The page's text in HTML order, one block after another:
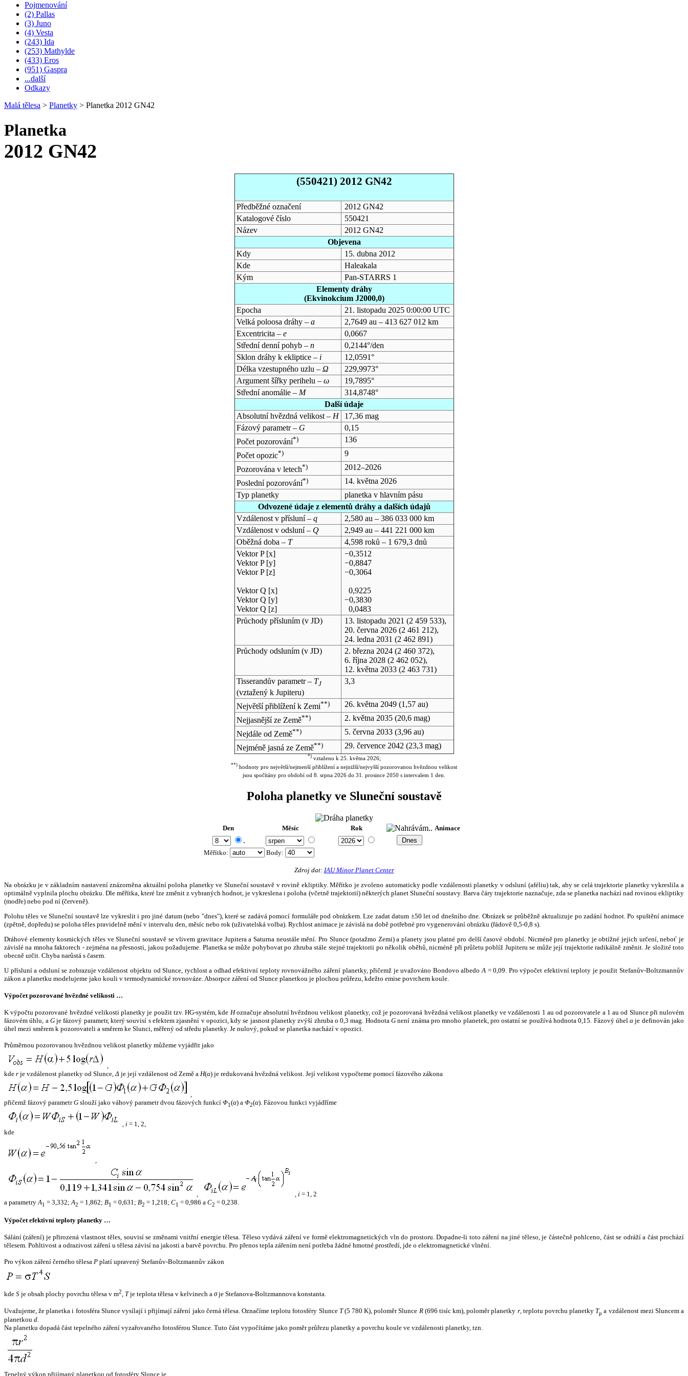
Pojmenování
(2) Pallas
(3) Juno
(4) Vesta
(243) Ida
(253) Mathylde
(433) Eros
(951) Gaspra
...další
Odkazy
Malá tělesa > Planetky > Planetka 2012 GN42
Planetka
2012 GN42
(550421) 2012 GN42
Předběžné označení
2012 GN42
Katalogové číslo
550421
Název
2012 GN42
Objevena
Kdy
15. dubna 2012
Kde
Haleakala
Kým
Pan-STARRS 1
Elementy dráhy
(Ekvinokcium J2000,0)
Epocha
21. listopadu 2025 0:00:00 UTC
Velká poloosa dráhy – a
2,7649 au – 413 627 012 km
Excentricita – e
0,0667
Střední denní pohyb – n
0,2144°/den
Sklon dráhy k ekliptice – i
12,0591°
Délka vzestupného uzlu – Ω
229,9973°
Argument šířky perihelu – ω
19,7895°
Střední anomálie – M
314,8748°
Další údaje
Absolutní hvězdná velikost – H
17,36 mag
Fázový parametr – G
0,15
Počet pozorování*)
136
Počet opozic*)
9
Pozorována v letech*)
2012–2026
Poslední pozorování*)
14. května 2026
Typ planetky
planetka v hlavním pásu
Odvozené údaje z elementů dráhy a dalších údajů
Vzdálenost v přísluní – q
2,580 au – 386 033 000 km
Vzdálenost v odsluní – Q
2,949 au – 441 221 000 km
Oběžná doba – T
4,598 roků – 1 679,3 dnů
Vektor P [x]
Vektor P [y]
Vektor P [z]
Vektor Q [x]
Vektor Q [y]
Vektor Q [z]
−0,3512
−0,8847
−0,3064
0,9225
−0,3830
0,0483
Průchody přísluním (v JD) 13. listopadu 2021 (2 459 533),
20. června 2026(2 461 212),
24. ledna 2031 (2 462 891)
Průchody odsluním (v JD) 2. března 2024(2 460 372),
6. října 2028(2 462 052),
12. května 2033(2 463 731)
Tisserandův parametr – TJ
(vztažený k Jupiteru)
3,3
Největší přiblížení k Zemi**) 26. května 2049(1,57 au)
Nejjasnější ze Země**) 2. května 2035(20,6 mag)
Nejdále od Země**) 5. června 2033(3,96 au)
Nejméně jasná ze Země**) 29. července 2042 (23,3 mag)
*)vztaženo k 25. května 2026;
**) hodnoty pro největší/nejmenší přiblížení a nejnižší/nejvyšší pozorovanou hvězdnou velikost
jsou spočítány pro období od 8. srpna 2026 do 31. prosince 2050 s intervalem 1 den.
Poloha planetky ve Sluneční soustavě
Den Měsíc Rok Animace
.
Měřítko: Body:
Zdroj dat: IAU Minor Planet Center
Na obrázku je v základním nastavení znázorněna aktuální poloha planetky ve Sluneční soustavě v rovině ekliptiky. Měřítko je zvoleno automaticky podle vzdálenosti planetky v odsluní (aféliu) tak, aby se celá trajektorie planetky vykreslila a
optimálně vyplnila plochu obrázku. Dle měřítka, které lze změnit z vybraných hodnot, je vykreslena i poloha (včetně trajektorií) některých planet Sluneční soustavy. Barva čáry trajektorie naznačuje, zda se planetka nachází nad rovinou ekliptiky
(modře) nebo pod ní (červeně).
Polohu těles ve Sluneční soustavě lze vykreslit i pro jiné datum (nebo "dnes"), které se zadává pomocí formuláře pod obrázkem. Lze zadat datum ±50 let od dnešního dne. Obrázek se průběžně aktualizuje po zadání hodnot. Po spuštění animace
(zpětně, dopředu) se poloha těles pravidelně mění v intervalu den, měsíc nebo rok (uživatelská volba). Rychlost animace je závislá na době potřebné pro vygenerování obrázku (řádově 0,5-0,8 s).
Dráhové elementy kosmických těles ve Sluneční soustavě se vlivem gravitace Jupitera a Saturna neustále mění. Pro Slunce (potažmo Zemi) a planety jsou platné pro delší časové období. Nicméně pro planetky je obtížné jejich určení, neboť je
závislé na mnoha faktorech - zejména na přesnosti, jakou požadujeme. Planetka se může pohybovat po zhruba stále stejné trajektorii po několik oběhů, nicméně při průletu poblíž Jupiteru se může její trajektorie radikálně změnit. Je složité toto
obecně určit. Chyba narůstá s časem.
U přísluní a odsluní se zobrazuje vzdálenost objektu od Slunce, rychlost a odhad efektivní teploty rovnovážného záření planetky, přičemž je uvažováno Bondovo albedo A = 0,09. Pro výpočet efektivní teploty je použit Stefanův-Boltzmannův
zákon a planetku modelujeme jako kouli v termodynamické rovnováze. Absorpce záření od Slunce planetkou je plochou průřezu, kdežto emise povrchem koule.
Výpočet pozorované hvězdné velikosti …
K výpočtu pozorované hvězdné velikosti planetky je použit tzv. HG-systém, kde Hoznačuje absolutní hvězdnou velikost planetky, což je pozorovaná hvězdná velikost planetky ve vzdálenosti 1 au od pozorovatele a 1 au od Slunce při nulovém
fázovém úhlu, a Gje fázový parametr, který souvisí s efektem zjasnění v opozici, kdy se jasnost planetky zvýší zhruba o 0,3 mag. HodnotaG není známa pro mnoho planetek, pro ostatní se používá hodnota 0,15. Fázový úhelα je definován jako
úhel mezi směrem k pozorovateli a směrem ke Slunci, měřený od středu planetky. Je nulový, pokud se planetka nachází v opozici.
Průměrnou pozorovanou hvězdnou velikost planetky můžeme vyjádřit jako
,
kde r je vzdálenost planetky od Slunce,Δ je její vzdálenost od Země a H(α) je redukovaná hvězdná velikost. Její velikost vypočteme pomocí fázového zákona
,
přičemž fázový parametrG slouží jako váhový parametr dvou fázových funkcí Φ1(α) a Φ2(α). Fázovou funkci vyjádříme
, i = 1, 2,
kde
,
, , i = 1, 2
a parametryA1 = 3,332;A2 = 1,862; B1 = 0,631; B2 = 1,218; C1 = 0,986 a C2 = 0,238.
Výpočet efektivní teploty planetky …
Sálání (záření) je přirozená vlastnost těles, souvisí se změnami vnitřní energie tělesa. Těleso vydává záření ve formě elektromagnetických vln do prostoru. Dopadne-li toto záření na jiné těleso, je částečně pohlceno, část se odráží a část prochází
tělesem. Pohltivost a odrazivost záření u tělesa závisí na jakosti a barvě povrchu. Pro přenos tepla zářením není potřeba žádné hmotné prostředí, jde o elektromagnetické vlnění.
Pro výkon záření černého tělesa P platí upravený Stefanův-Boltzmannův zákon
kde S je obsah plochy povrchu tělesa v m2, Tje teplota tělesa v kelvinech a σje Stefanova-Boltzmannova konstanta.
Uvažujeme, že planetka i fotosféra Slunce vysílají i přijímají záření jako černá tělesa. Označíme teplotu fotosféry Slunce T(5 780 K), poloměr Slunce R(696 tisíc km), poloměr planetky r, teplotu povrchu planetky Tp a vzdálenost mezi Sluncem a
planetkou d.
Na planetku dopadá část tepelného záření vyzařovaného fotosférou Slunce. Tuto část vypočítáme jako poměr průřezu planetky a povrchu koule ve vzdálenosti planetky, tzn.
Tepelný výkon přijímaný planetkou od fotosféry Slunce je